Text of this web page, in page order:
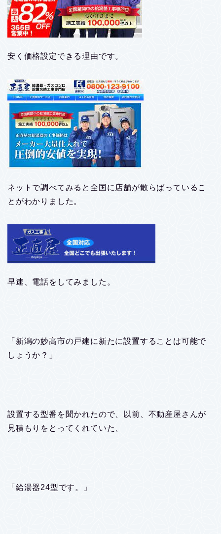
安く価格設定できる理由です。
ネットで調べてみると全国に店舗が散らばっているこ
とがわかりました。
早速、電話をしてみました。
「新潟の妙高市の戸建に新たに設置することは可能で
しょうか？」
設置する型番を聞かれたので、以前、不動産屋さんが
見積もりをとってくれていた、
「給湯器24型です。」